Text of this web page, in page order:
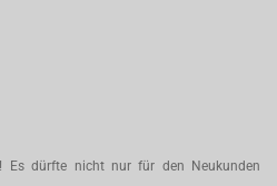
Es dürfte nicht nur für den Neukunden